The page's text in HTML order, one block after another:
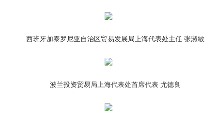
西班牙加泰罗尼亚自治区贸易发展局上海代表处主任 张淑敏
波兰投资贸易局上海代表处首席代表 尤德良